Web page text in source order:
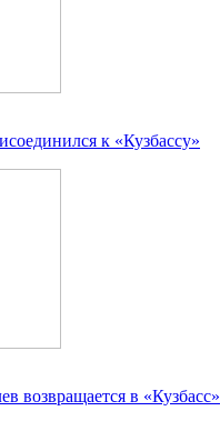
к «Кузбассу»
возвращается в «Кузбасс»